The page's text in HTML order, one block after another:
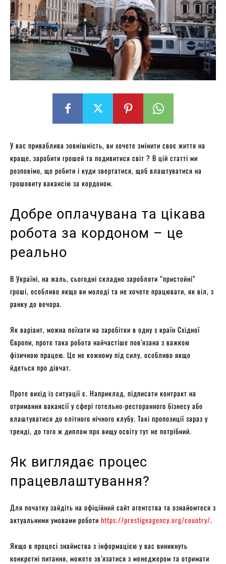
У вас приваблива зовнішність, ви хочете змінити своє життя на
краще, заробити грошей та подивитися світ ? В цій статті ми
розповімо, що робити і куди звертатися, щоб влаштуватися на
грошовиту вакансію за кордоном.
Добре оплачувана та цікава
робота за кордоном – це
реально
В Україні, на жаль, сьогодні складно заробляти “пристойні”
гроші, особливо якщо ви молоді та не хочете працювати, як віл, з
ранку до вечора.
Як варіант, можна поїхати на заробітки в одну з країн Східної
Європи, проте така робота найчастіше пов’язана з важкою
фізичною працею. Це не кожному під силу, особливо якщо
йдеться про дівчат.
Проте вихід із ситуації є. Наприклад, підписати контракт на
отримання вакансії у сфері готельно-ресторанного бізнесу або
влаштуватися до елітного нічного клубу. Такі пропозиції зараз у
тренді, до того ж диплом про вищу освіту тут не потрібний.
Як виглядає процес
працевлаштування?
Для початку зайдіть на офіційний сайт агентства та ознайомтеся з
актуальними умовами роботи https://prestigeagency.org/country/.
Якщо в процесі знаймства з інформацією у вас виникнуть
конкретні питання, можете зв’язатися з менеджером та отримати